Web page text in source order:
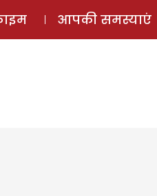
लॉग इन ⚲
आपकी समस्याएं